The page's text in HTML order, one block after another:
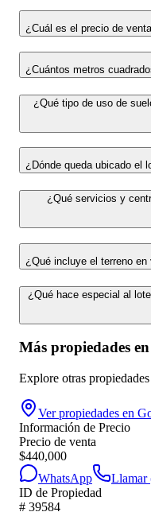
¿Cuál es el precio de
¿Cuántos metros
¿Qué tipo de uso de
¿Dónde queda ubicado el
¿Qué servicios y
¿Qué incluye el terreno
¿Qué hace especial al
Más propiedades en
Explore otras
Ver propiedades en
Información de Precio
Precio de venta
$440,000
WhatsApp
Llamar
ID de Propiedad
# 39584